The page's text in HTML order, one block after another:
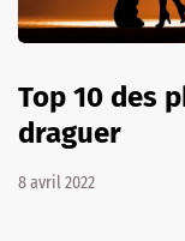
Top 10 des
draguer
8 avril 2022